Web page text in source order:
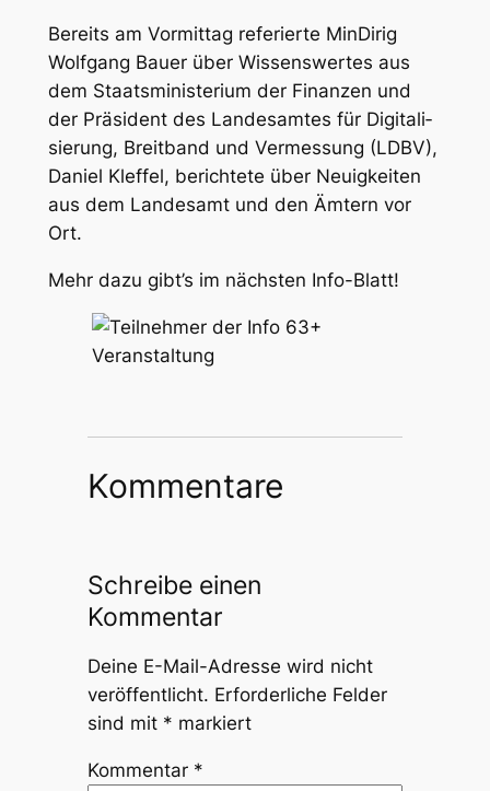
Bereits am Vor­mit­tag refe­rier­te Min­Di­rig
Wolf­gang Bau­er über Wis­sens­wer­tes aus
dem Staats­mi­nis­te­ri­um der Finan­zen und
der Prä­si­dent des Lan­des­am­tes für Digi­ta­li­
sie­rung, Breit­band und Ver­mes­sung (LDBV),
Dani­el Klef­fel, berich­te­te über Neu­ig­kei­ten
aus dem Lan­des­amt und den Ämtern vor
Ort.
Mehr dazu gibt’s im nächs­ten Info-Blatt!
Kommentare
Schreibe einen
Kommentar
Deine E-Mail-Adresse wird nicht
veröffentlicht. Erforderliche Felder
sind mit * markiert
Kommentar *